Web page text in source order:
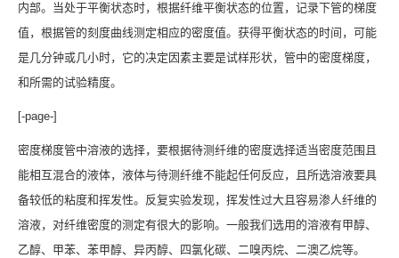
内部。当处于平衡状态时，根据纤维平衡状态的位置，记录下管的梯度
值，根据管的刻度曲线测定相应的密度值。获得平衡状态的时间，可能
是几分钟或几小时，它的决定因素主要是试样形状，管中的密度梯度，
和所需的试验精度。
[-page-]
密度梯度管中溶液的选择，要根据待测纤维的密度选择适当密度范围且
能相互混合的液体，液体与待测纤维不能起任何反应，且所选溶液要具
备较低的粘度和挥发性。反复实验发现，挥发性过大且容易渗人纤维的
溶液，对纤维密度的测定有很大的影响。一般我们选用的溶液有甲醇、
乙醇、甲苯、苯甲醇、异丙醇、四氯化碳、二嗅丙烷、二澳乙烷等。